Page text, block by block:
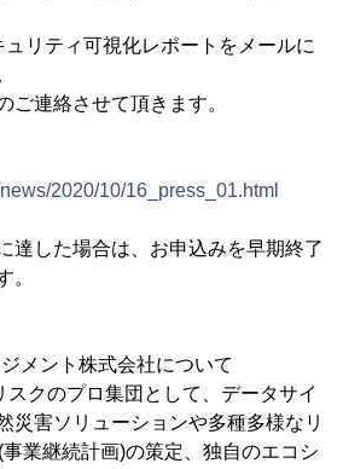
リティ可視化レポートをメールに
ご連絡させて頂きます。
2020/10/16_press_01.html
達した場合は、お申込みを早期終了
。
メント株式会社について
スクのプロ集団として、データサイ
災害ソリューションや多種多様なリ
業継続計画)の策定、独自のエコシ